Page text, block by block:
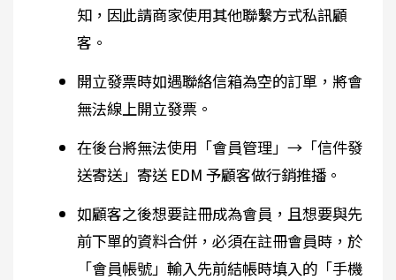
知，因此請商家使用其他聯繫方式私訊顧
客。
開立發票時如遇聯絡信箱為空的訂單，將會
無法線上開立發票。
在後台將無法使用「會員管理」→「信件發
送寄送」寄送 EDM 予顧客做行銷推播。
如顧客之後想要註冊成為會員，且想要與先
前下單的資料合併，必須在註冊會員時，於
「會員帳號」輸入先前結帳時填入的「手機